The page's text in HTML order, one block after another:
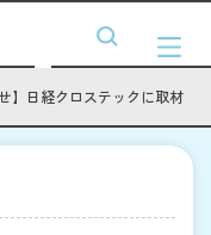
】日経クロステックに取材・